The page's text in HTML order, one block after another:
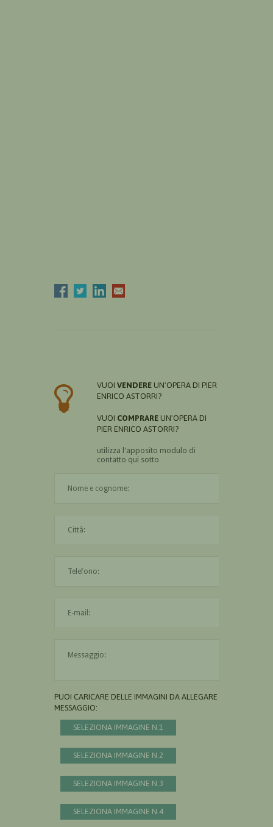
VUOI VENDERE UN'OPERA DI PIER
ENRICO ASTORRI?
VUOI COMPRARE UN'OPERA DI
PIER ENRICO ASTORRI?
utilizza l'apposito modulo di
contatto qui sotto
PUOI CARICARE DELLE IMMAGINI DA ALLEGARE AL
MESSAGGIO:
SELEZIONA IMMAGINE N.1
SELEZIONA IMMAGINE N.2
SELEZIONA IMMAGINE N.3
SELEZIONA IMMAGINE N.4